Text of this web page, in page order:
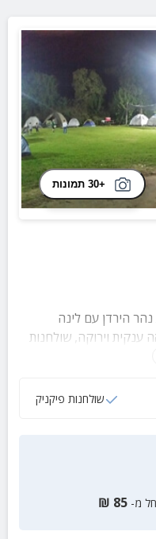
+30 תמונות
הירדן עם לינה
וירוקה, שולחנות
מטופחים ועוד שלל
שולחנות פיקניק
מ- 85
₪